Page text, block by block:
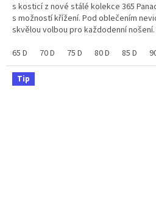
s kosticí z nové stálé kolekce 365
s možností křížení. Pod oblečením
skvělou volbou pro každodenní
65 D
70 D 75 D 80 D 85 D
Tip